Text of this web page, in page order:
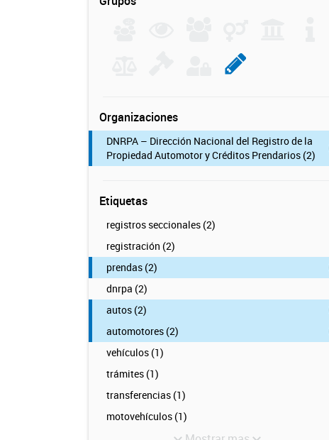
Organizaciones
DNRPA – Dirección Nacional del Registro de la
Propiedad Automotor y Créditos Prendarios (2)
Etiquetas
registros seccionales (2)
registración (2)
prendas (2)
dnrpa (2)
autos (2)
automotores (2)
vehículos (1)
trámites (1)
transferencias (1)
motovehículos (1)